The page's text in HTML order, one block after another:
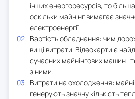
інших енергоресурсів, то
оскільки майнінг вимагає
електроенергії.
Вартість обладнання: чим
вищі витрати. Відеокарти є
сучасних майнінгових машин і
з ними.
Витрати на охолодження:
генерують значну кількість